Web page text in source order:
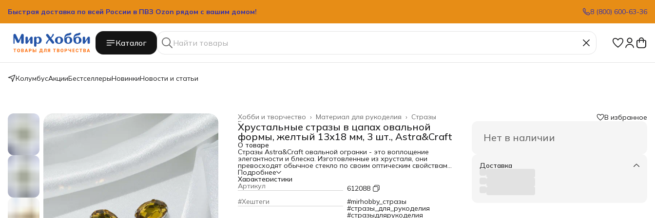
Быстрая доставка по всей России в ПВЗ Ozon рядом с вашим домом! 8 (800) 600-63-36
Каталог
КолумбусАкцииБестселлерыНовинкиНовости и статьи
Стразы
Материал для рукоделия ›
Хобби и творчество ›
Главная ›
Хрустальные стразы в цапах овальной
формы, желтый 13х18 мм, 3 шт., Astra&Craft
О товаре
Стразы Astra&Craft овальной огранки - это воплощение
элегантности и блеска. Изготовленные из хрусталя, они
превосходят обычное стекло по своим оптическим свойствам,
создавая эффект драгоценных камней.
Стразы для рукоделия завораживающе мерцают при любом
освещении и сохраняют яркость цвета на протяжении
длительного времени. Особая прочность материала
обеспечивает устойчивость к появлению царапин.
Изысканный дизайн дополняют серебристые цапы,
выполняющие роль изящной оправы. Они не только надёжно
Подробнее
Характеристики
Артикул
612088
#Хештеги
#mirhobby_стразы
#стразы_для_рукоделия
#стразыдлярукоделия
В избранное
Нет в наличии
Доставка